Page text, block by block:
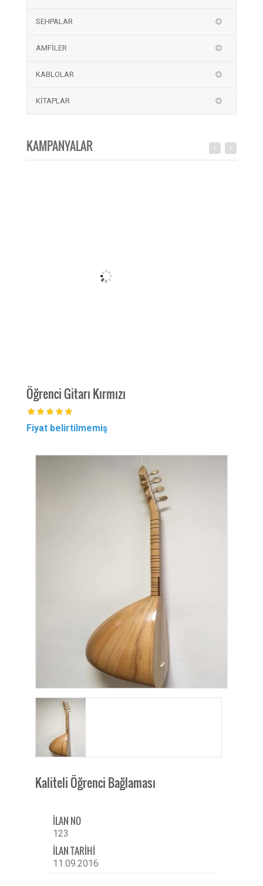
SEHPALAR
AMFİLER
KABLOLAR
KİTAPLAR
KAMPANYALAR
Öğrenci Gitarı Kırmızı
Fiyat belirtilmemiş
Kaliteli Öğrenci Bağlaması
İLAN NO
123
İLAN TARİHİ
11.09.2016